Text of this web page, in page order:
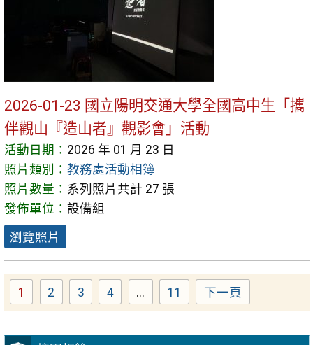
2026-01-23 國立陽明交通大學全國高中生「攜
伴觀山『造山者』觀影會」活動
活動日期： 2026 年 01 月 23 日
照片類別： 教務處活動相簿
照片數量： 系列照片共計 27 張
發佈單位： 設備組
瀏覽照片
Page
1 Page
2 Page
3 Page
4 ... Page
11 下一頁